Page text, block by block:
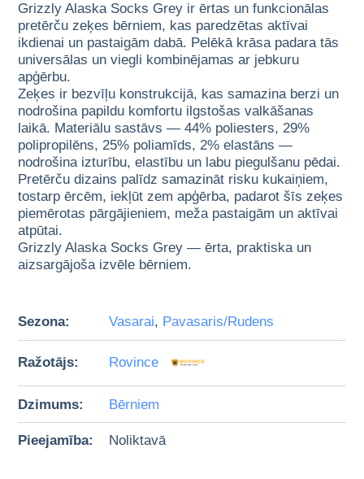
Grizzly Alaska Socks Grey ir ērtas un funkcionālas
pretērču zeķes bērniem, kas paredzētas aktīvai
ikdienai un pastaigām dabā. Pelēkā krāsa padara tās
universālas un viegli kombinējamas ar jebkuru
apģērbu.
Zeķes ir bezvīļu konstrukcijā, kas samazina berzi un
nodrošina papildu komfortu ilgstošas valkāšanas
laikā. Materiālu sastāvs — 44% poliesters, 29%
polipropilēns, 25% poliamīds, 2% elastāns —
nodrošina izturību, elastību un labu piegulšanu pēdai.
Pretērču dizains palīdz samazināt risku kukaiņiem,
tostarp ērcēm, iekļūt zem apģērba, padarot šīs zeķes
piemērotas pārgājieniem, meža pastaigām un aktīvai
atpūtai.
Grizzly Alaska Socks Grey — ērta, praktiska un
aizsargājoša izvēle bērniem.
Sezona: Vasarai, Pavasaris/Rudens
Ražotājs: Rovince
Dzimums: Bērniem
Pieejamība: Noliktavā